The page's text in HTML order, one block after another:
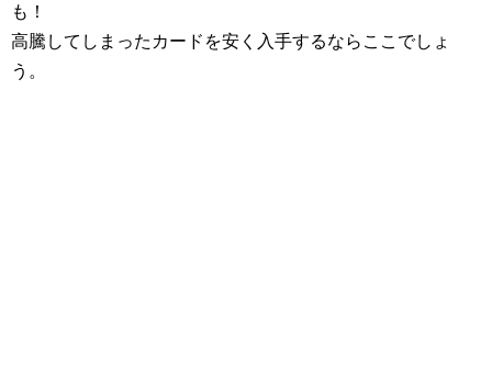
も！
高騰してしまったカードを安く入手するならここでしょ
う。